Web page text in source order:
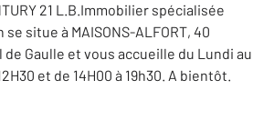
21 L.B.Immobilier spécialisée
situe à MAISONS-ALFORT, 40
de Gaulle et vous accueille du Lundi au
et de 14H00 à 19h30. A bientôt.